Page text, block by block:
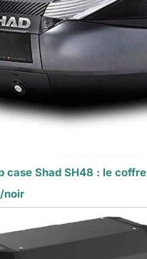
case Shad SH48 : le
noir